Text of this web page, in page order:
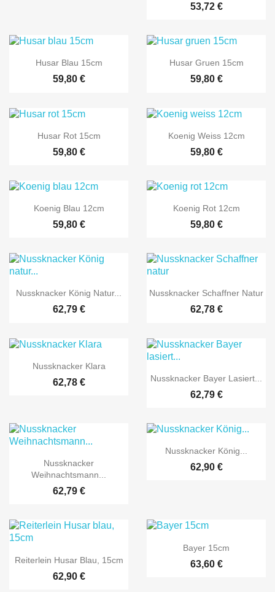
53,72 €
 Vorschau
Husar Blau 15cm
59,80 €
 Vorschau
Husar Gruen 15cm
59,80 €
 Vorschau
Husar Rot 15cm
59,80 €
 Vorschau
Koenig Weiss 12cm
59,80 €
 Vorschau
Koenig Blau 12cm
59,80 €
 Vorschau
Koenig Rot 12cm
59,80 €
 Vorschau
Nussknacker König Natur...
62,79 €
 Vorschau
Nussknacker Schaffner Natur
62,78 €
 Vorschau
Nussknacker Klara
62,78 €  Vorschau
Nussknacker Bayer Lasiert...
62,79 €
 Vorschau
Nussknacker
Weihnachtsmann...
62,79 €
 Vorschau
Nussknacker König...
62,90 €
 Vorschau
Reiterlein Husar Blau, 15cm
62,90 €
 Vorschau
Bayer 15cm
63,60 €